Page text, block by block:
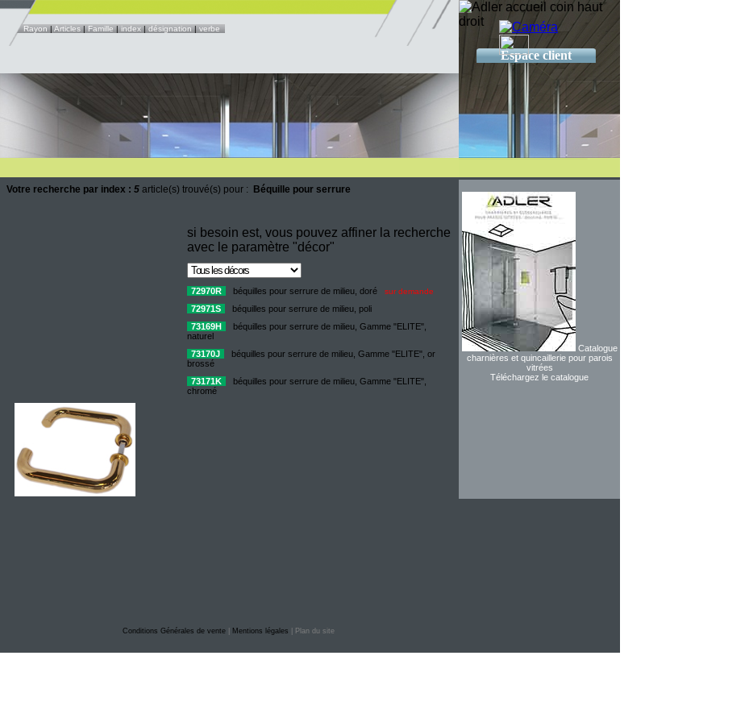
Rayon|Articles|Famille|index|désignation|verbe
Espace client
Votre recherche par index : 5 article(s) trouvé(s) pour : Béquille pour serrure
si besoin est, vous pouvez affiner la recherche
avec le paramètre "décor"
72970R béquilles pour serrure de milieu, doré sur demande
72971S
béquilles pour serrure de milieu, poli
73169H
béquilles pour serrure de milieu, Gamme "ELITE",
naturel
73170J
béquilles pour serrure de milieu, Gamme "ELITE", or
brossé
73171K
béquilles pour serrure de milieu, Gamme "ELITE",
chromé
Conditions Générales de vente Mentions légales | Plan du site
Catalogue
charnières et quincaillerie pour parois
vitrées
Téléchargez le catalogue